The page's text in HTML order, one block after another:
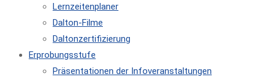
Lernzeitenplaner
Dalton-Filme
Daltonzertifizierung
Erprobungsstufe
Präsentationen der Infoveranstaltungen